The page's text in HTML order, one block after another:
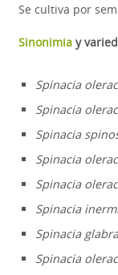
Se cultiva por
Sinonimiay
Spinacia
Spinacia
Spinacia
Spinacia
Spinacia
Spinacia
Spinacia
Spinacia